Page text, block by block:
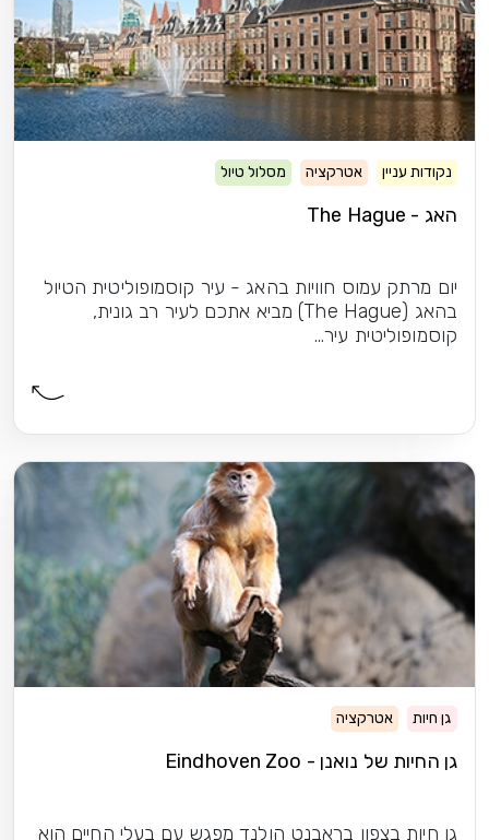
נקודות עניין אטרקציה מסלול טיול
האג - The Hague
יום מרתק עמוס חוויות בהאג - עיר קוסמופוליטית הטיול
בהאג (The Hague) מביא אתכם לעיר רב גונית,
קוסמופוליטית עיר...
גן חיות אטרקציה
גן החיות של נואנן - Eindhoven Zoo
גן חיות בצפון בראבנט הולנד מפגש עם בעלי החיים הוא